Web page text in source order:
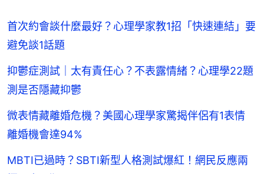
首次約會談什麼最好？心理學家教1招「快速連結」要
避免談1話題
抑鬱症測試｜太有責任心？不表露情緒？心理學22題
測是否隱藏抑鬱
微表情藏離婚危機？美國心理學家驚揭伴侶有1表情
離婚機會達94%
MBTI已過時？SBTI新型人格測試爆紅！網民反應兩